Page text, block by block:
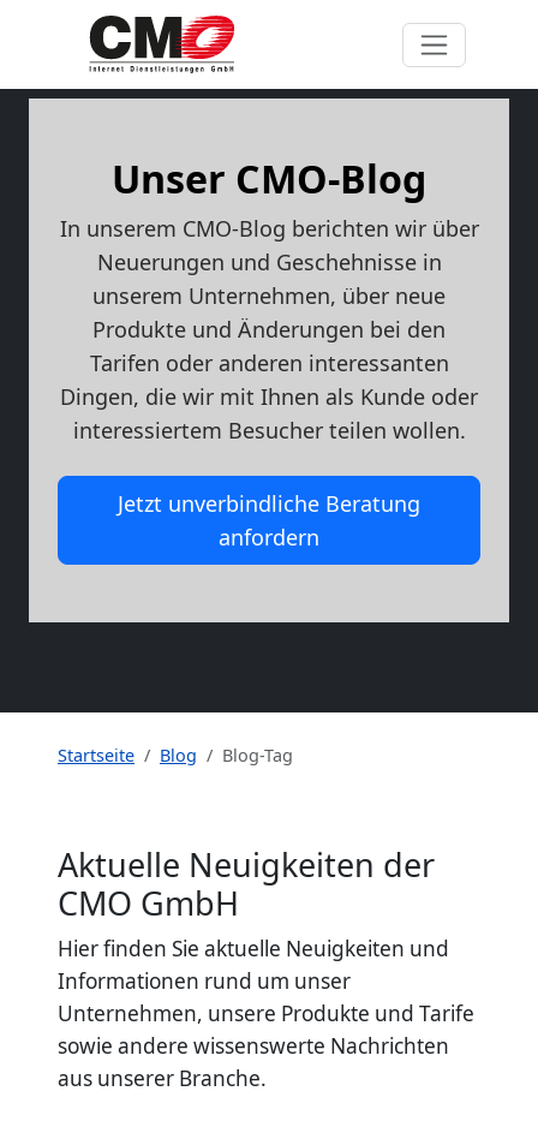
Unser CMO-Blog
In unserem CMO-Blog berichten wir über
Neuerungen und Geschehnisse in
unserem Unternehmen, über neue
Produkte und Änderungen bei den
Tarifen oder anderen interessanten
Dingen, die wir mit Ihnen als Kunde oder
interessiertem Besucher teilen wollen.
Jetzt unverbindliche Beratung
anfordern
Startseite Blog Blog-Tag
Aktuelle Neuigkeiten der
CMO GmbH
Hier finden Sie aktuelle Neuigkeiten und
Informationen rund um unser
Unternehmen, unsere Produkte und Tarife
sowie andere wissenswerte Nachrichten
aus unserer Branche.